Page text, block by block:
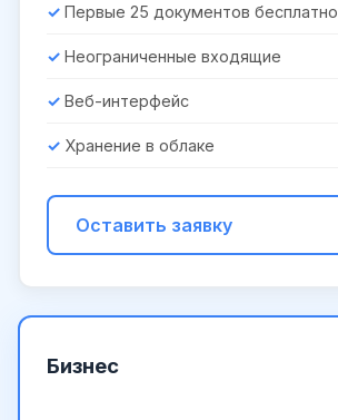
Первые 25 документов бесплатно
Неограниченные входящие
Веб-интерфейс
Хранение в облаке
Оставить заявку
Бизнес